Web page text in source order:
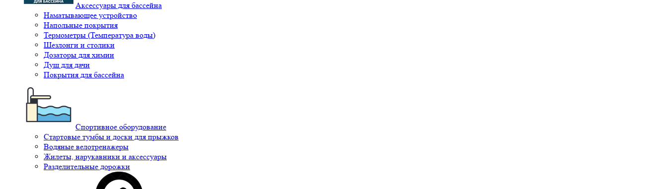
Аксессуары для бассейна
Наматывающее устройство
Напольные покрытия
Термометры (Температура воды)
Шезлонги и столики
Дозаторы для химии
Душ для дачи
Покрытия для бассейна
Спортивное оборудование
Стартовые тумбы и доски для прыжков
Водяные велотренажеры
Жилеты, нарукавники и аксессуары
Разделительные дорожки